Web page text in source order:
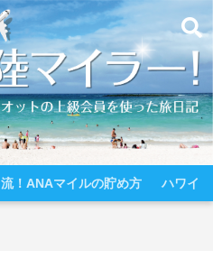
！ANAマイルの貯め方 ハワイ